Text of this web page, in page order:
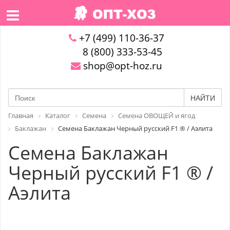
+7 (499) 110-36-37
8 (800) 333-53-45
shop@opt-hoz.ru
НАЙТИ
Главная Каталог Семена
Семена ОВОЩЕЙ и ягод
Баклажан
Семена Баклажан Черный русский F1 ® / Аэлита
Семена Баклажан
Черный русский F1 ® /
Аэлита